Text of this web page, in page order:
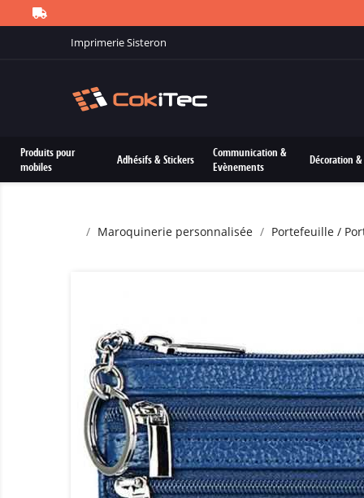
Imprimerie Sisteron
Produits pour
mobiles
Adhésifs & Stickers
Communication &
Evènements
Décoration
Maroquinerie personnalisée Portefeuille /